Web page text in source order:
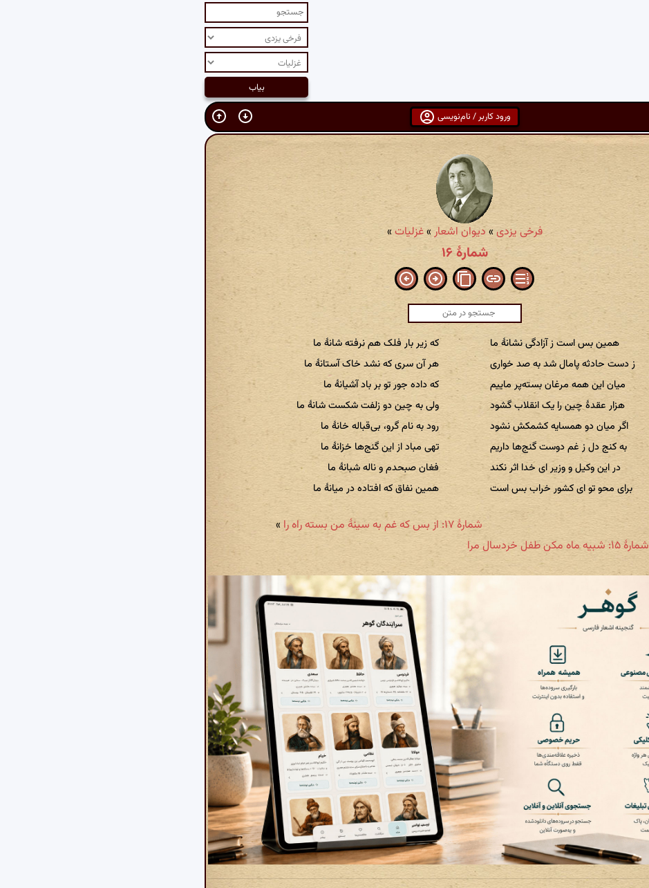
ورود کاربر / نام‌نویسی
فرخی یزدی» دیوان اشعار»غزلیات»
شمارهٔ ۱۶
همین بس است ز آزادگی نشانهٔ ما
که زیر بار فلک هم نرفته شانهٔ ما
ز دست حادثه پامال شد به صد خواری
هر آن سری که نشد خاک آستانهٔ ما
میان این همه مرغان بسته‌پر ماییم
که داده جور تو بر باد آشیانهٔ ما
هزار عقدهٔ چین را یک انقلاب گشود
ولی به چین دو زلفت شکست شانهٔ ما
اگر میان دو همسایه کشمکش نشود
رود به نام گرو، بی‌قباله خانهٔ ما
به کنج دل ز غم دوست گنج‌ها داریم
تهی مباد از این گنج‌ها خزانهٔ ما
در این وکیل و وزیر ای خدا اثر نکند
فغان صبحدم و ناله شبانهٔ ما
برای محو تو ای کشور خراب بس است
همین نفاق که افتاده در میانهٔ ما
شمارهٔ ۱۷: از بس که غم به سینهٔ من بسته راه را
»
شمارهٔ ۱۵: شبیه ماه مکن طفل خردسال مرا